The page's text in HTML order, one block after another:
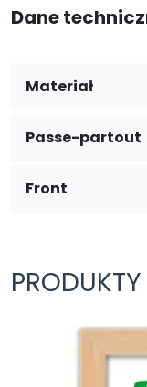
Dane
Materiał
Passe-partout
Front